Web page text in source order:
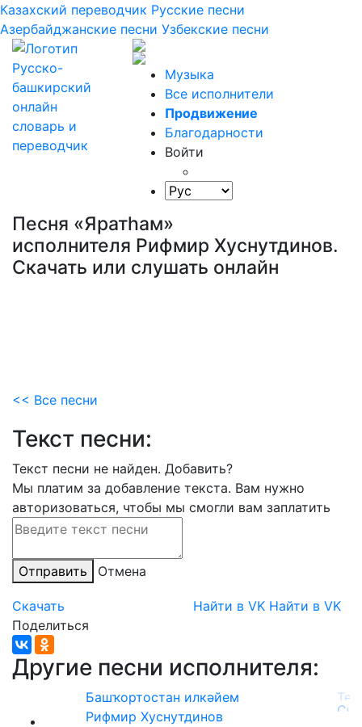
Казахский переводчик Русские песни
Азербайджанские песни Узбекские песни
Музыка
Все исполнители
Продвижение
Благодарности
Войти
Песня «Яратһам»
исполнителя Рифмир Хуснутдинов.
Скачать или слушать онлайн
<< Все песни
Текст песни:
Текст песни не найден. Добавить?
Мы платим за добавление текста. Вам нужно
авторизоваться, чтобы мы смогли вам заплатить
Отправить Отмена
Скачать Найти в VK Найти в VK
Поделиться
Другие песни исполнителя:
Башҡортостан илкәйем
Рифмир Хуснутдинов